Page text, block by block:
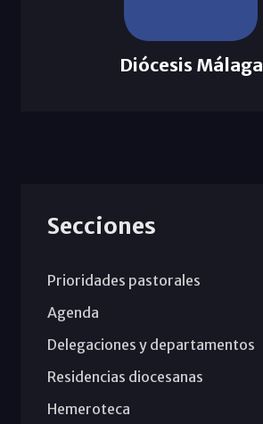
Diócesis Málaga
Secciones
Prioridades pastorales
Agenda
Delegaciones y departamentos
Residencias diocesanas
Hemeroteca